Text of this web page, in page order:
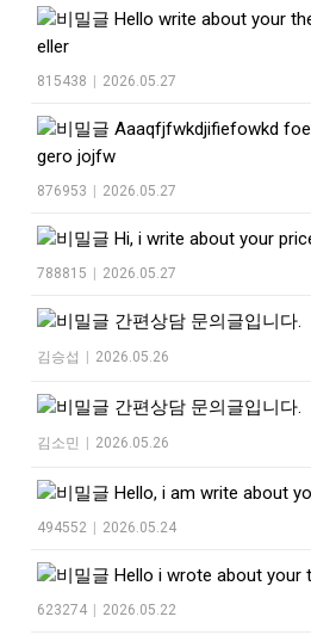
Hello write about your
eller
815438 2026.05.27
Aaaqfjfwkdjifiefowkd
gero jojfw
876953 2026.05.27
Hi, i write about your
788815 2026.05.27
간편상담 문의글입니다.
김승섭 2026.05.26
간편상담 문의글입니다.
김소민 2026.05.26
Hello, i am write about
494552 2026.05.24
Hello i wrote about your
623274 2026.05.22